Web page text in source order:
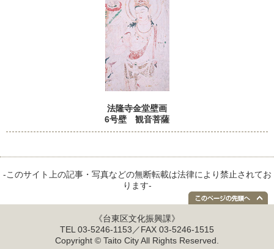
法隆寺金堂壁画
6号壁 観音菩薩
-このサイト上の記事・写真などの無断転載は法律により禁止されてお
ります-
《台東区文化振興課》
TEL 03-5246-1153／FAX 03-5246-1515
Copyright © Taito City All Rights Reserved.